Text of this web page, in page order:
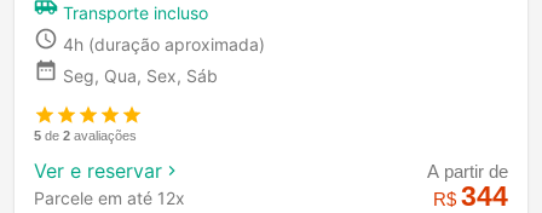
Transporte incluso
4h (duração aproximada)
Seg, Qua, Sex, Sáb
5 de 2 avaliações
Ver e reservar
Parcele em até 12x
A partir de
R$ 344